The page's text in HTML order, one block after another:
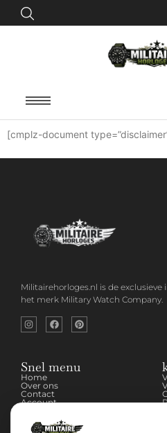
[cmplz-document
Militairehorloges.nl is de
het merk Military Watch Company.
Snel menu
Home
Over ons
Contact
Account